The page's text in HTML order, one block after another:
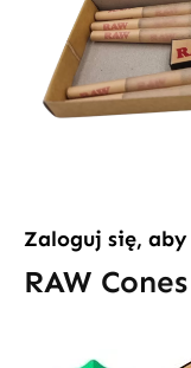
Zaloguj się,
RAW